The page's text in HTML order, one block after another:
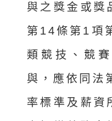
與之獎金或獎
第14條第1項
類競技、競
與，應依同法
率標準及薪資